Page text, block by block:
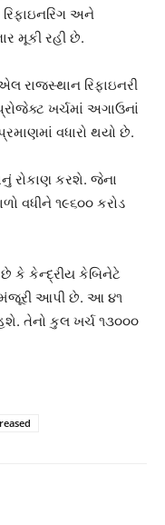
અને
મૂકી રહી છે.
રાજસ્થાન રિફાઇનરી
ખર્ચમાં અગાઉનાં
વધારો થયો છે.
રોકાણ કરશે. જેના
વધીને ૧૯૬૦૦ કરોડ
કે કેન્દ્રીય કેબિનેટે
આપી છે. આ ૪૧
તેનો કુલ ખર્ચ ૧૩૦૦૦